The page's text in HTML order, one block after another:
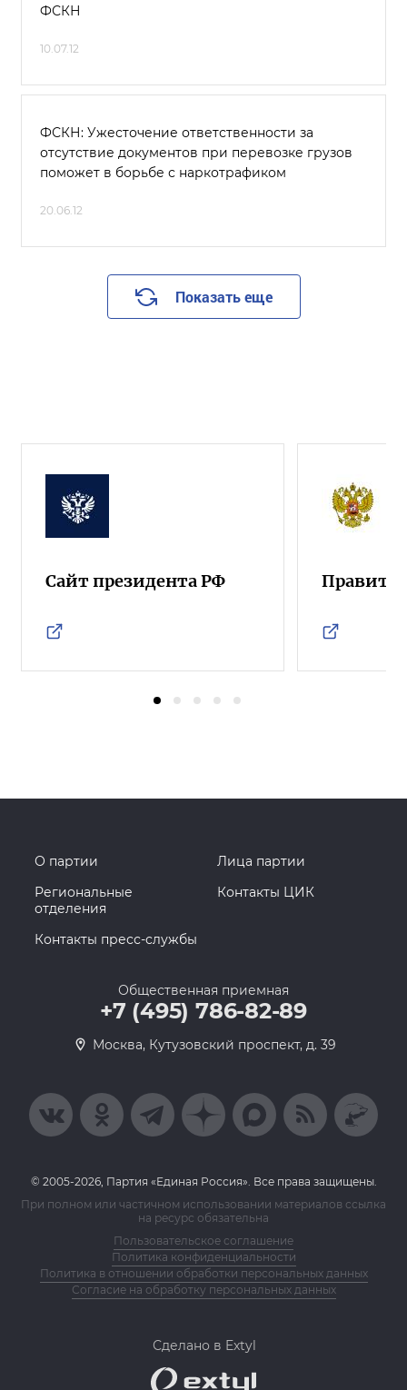
ФСКН
10.07.12
ФСКН: Ужесточение ответственности за
отсутствие документов при перевозке грузов
поможет в борьбе с наркотрафиком
20.06.12
Показать еще
Сайт президента РФ
О партии
Лица партии
Региональные
отделения
Контакты ЦИК
Контакты пресс-службы
Общественная приемная
+7 (495) 786-82-89
Москва, Кутузовский проспект, д. 39
© 2005-2026, Партия «Единая Россия». Все права защищены.
При полном или частичном использовании материалов ссылка
на ресурс обязательна
Пользовательское соглашение
Политика конфиденциальности
Политика в отношении обработки персональных данных
Согласие на обработку персональных данных
Сделано в Extyl